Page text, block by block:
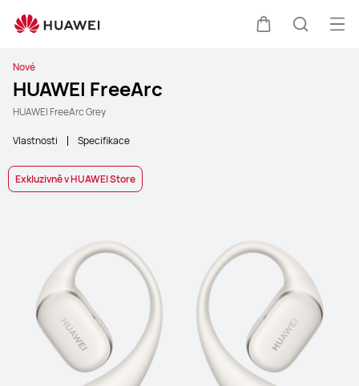
Nové
HUAWEI FreeArc
HUAWEI FreeArc Grey
Vlastnosti Specifikace
Exkluzivně v HUAWEI Store